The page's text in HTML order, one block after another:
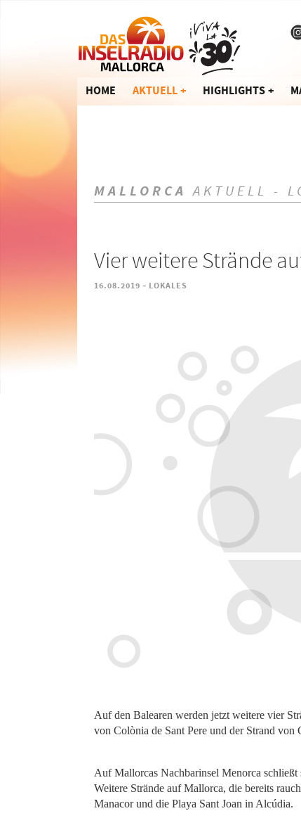
HOME AKTUELL HIGHLIGHTS
MALLORCA AKTUELL -
Vier weitere Strände
16.08.2019 - LOKALES
Auf den Balearen werden jetzt weitere vier
von Colònia de Sant Pere und der Strand von
Auf Mallorcas Nachbarinsel Menorca
Weitere Strände auf Mallorca, die bereits
Manacor und die Playa Sant Joan in Alcúdia.